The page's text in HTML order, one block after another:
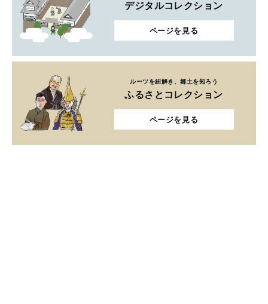
デジタルコレクション
ページを見る
ルーツを紐解き、郷土を知ろう
ふるさとコレクション
ページを見る